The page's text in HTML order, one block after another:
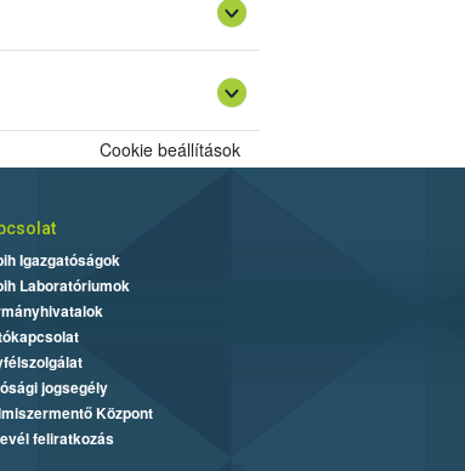
Cookie beállítások
Igazgatóságok
Laboratóriumok
jogsegély
Központ
feliratkozás